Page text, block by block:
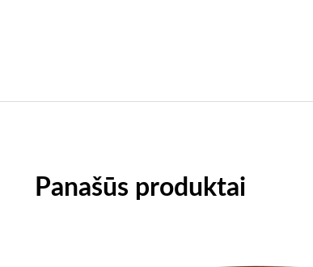
Panašūs produktai